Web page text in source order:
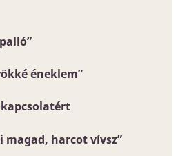
éneklem”
magad, harcot vívsz”